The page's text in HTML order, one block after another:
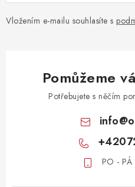
Vložením e-mailu souhlasíte s
Pomůžeme
Potřebujete s něčím
info@
PO -